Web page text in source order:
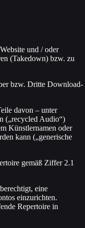
und / oder
(Takedown) bzw. zu
bzw. Dritte Download-
davon – unter
(„recycled Audio“)
Künstlernamen oder
kann („generische
gemäß Ziffer 2.1
eine
einzurichten.
Repertoire in